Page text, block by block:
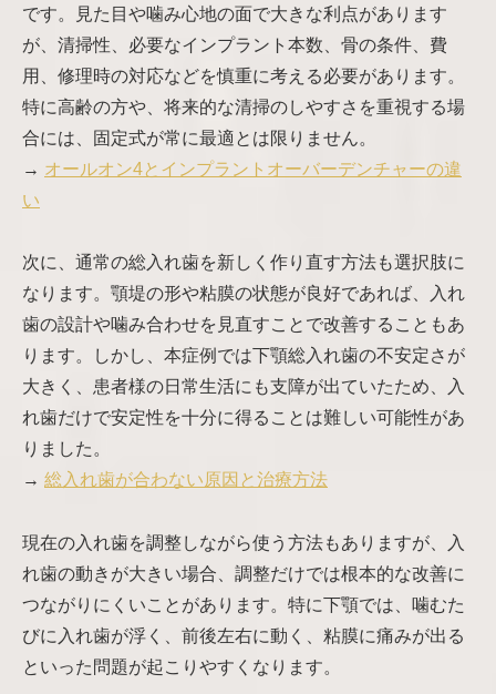
です。見た目や噛み心地の面で大きな利点があります
が、清掃性、必要なインプラント本数、骨の条件、費
用、修理時の対応などを慎重に考える必要があります。
特に高齢の方や、将来的な清掃のしやすさを重視する場
合には、固定式が常に最適とは限りません。
→ オールオン4とインプラントオーバーデンチャーの違
い
次に、通常の総入れ歯を新しく作り直す方法も選択肢に
なります。顎堤の形や粘膜の状態が良好であれば、入れ
歯の設計や噛み合わせを見直すことで改善することもあ
ります。しかし、本症例では下顎総入れ歯の不安定さが
大きく、患者様の日常生活にも支障が出ていたため、入
れ歯だけで安定性を十分に得ることは難しい可能性があ
りました。
→ 総入れ歯が合わない原因と治療方法
現在の入れ歯を調整しながら使う方法もありますが、入
れ歯の動きが大きい場合、調整だけでは根本的な改善に
つながりにくいことがあります。特に下顎では、噛むた
びに入れ歯が浮く、前後左右に動く、粘膜に痛みが出る
といった問題が起こりやすくなります。